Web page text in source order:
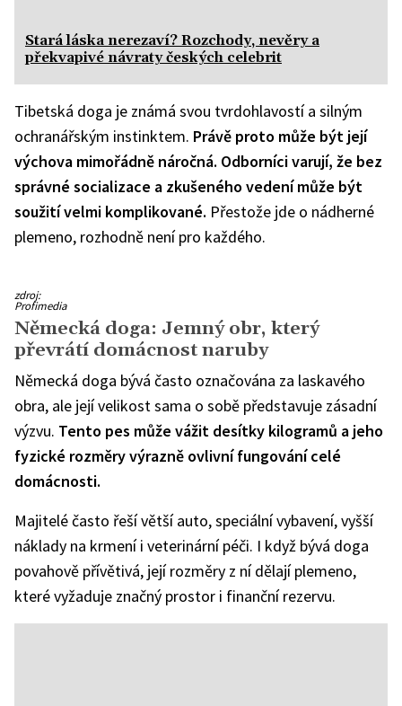
Stará láska nerezaví? Rozchody, nevěry a
překvapivé návraty českých celebrit
Tibetská doga je známá svou tvrdohlavostí a silným
ochranářským instinktem. Právě proto může být její
výchova mimořádně náročná. Odborníci varují, že bez
správné socializace a zkušeného vedení může být
soužití velmi komplikované. Přestože jde o nádherné
plemeno, rozhodně není pro každého.
zdroj:
Profimedia
Německá doga: Jemný obr, který
převrátí domácnost naruby
Německá doga bývá často označována za laskavého
obra, ale její velikost sama o sobě představuje zásadní
výzvu. Tento pes může vážit desítky kilogramů a jeho
fyzické rozměry výrazně ovlivní fungování celé
domácnosti.
Majitelé často řeší větší auto, speciální vybavení, vyšší
náklady na krmení i veterinární péči. I když bývá doga
povahově přívětivá, její rozměry z ní dělají plemeno,
které vyžaduje značný prostor i finanční rezervu.